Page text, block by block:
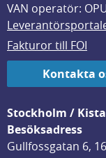
VAN operatör:
Fakturor till FOI
Kontakta
Stockholm / Kista
Besöksadress
Gullfossgatan 6,